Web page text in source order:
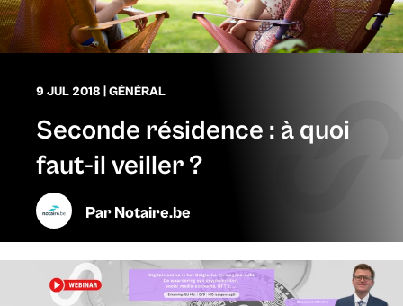
9 JUL 2018 GÉNÉRAL
Seconde résidence : à quoi
faut-il veiller ?
ParNotaire.be